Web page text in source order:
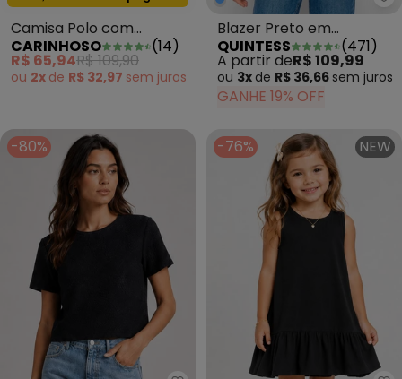
Camisa Polo com
Bordado Amarelo
Mostarda
CARINHOSO (14)
R$ 65,94R$ 109,90
ou 2x de R$ 32,97 sem juros
Blazer Preto em
Moletinho
QUINTESS (471)
A partir deR$ 109,99
ou 3x de R$ 36,66 sem juros
GANHE 19% OFF
-80% -76% NEW